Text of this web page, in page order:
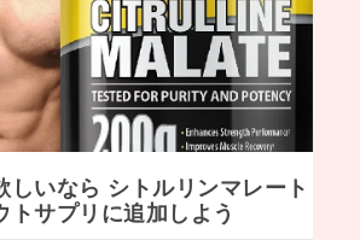
しいなら シトルリンマレート
トサプリに追加しよう